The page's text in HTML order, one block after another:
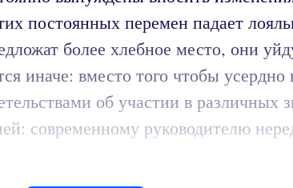
постоянных перемен падает
более хлебное место, они
иначе: вместо того чтобы
об участии в различных
современному руководителю